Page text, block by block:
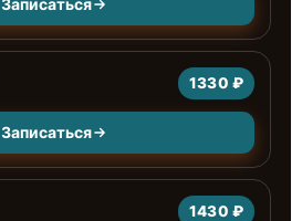
Записаться
1330 ₽
Записаться
1430 ₽